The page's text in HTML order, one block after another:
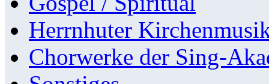
Herrnhuter
Chorwerke der Sing-